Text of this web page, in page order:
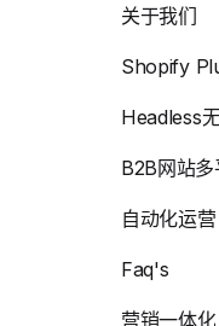
关于我们
Shopify
Headless
B2B网站
自动化运营
Faq's
营销一体化